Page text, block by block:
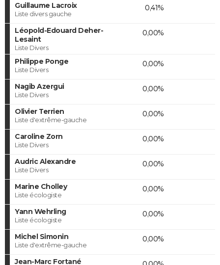
Guillaume Lacroix
Liste divers gauche
0,41%
Léopold-Edouard Deher-
Lesaint
Liste Divers
0,00%
Philippe Ponge
Liste Divers
0,00%
Nagib Azergui
Liste Divers
0,00%
Olivier Terrien
Liste d'extrême-gauche
0,00%
Caroline Zorn
Liste Divers
0,00%
Audric Alexandre
Liste Divers
0,00%
Marine Cholley
Liste écologiste
0,00%
Yann Wehrling
Liste écologiste
0,00%
Michel Simonin
Liste d'extrême-gauche
0,00%
Jean-Marc Fortané